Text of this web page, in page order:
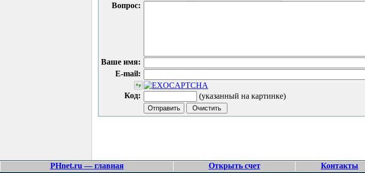
Вопрос:
Ваше имя:
E-mail:
Код: (указанный на картинке)
PHnet.ru — главная Открыть счет Контакты